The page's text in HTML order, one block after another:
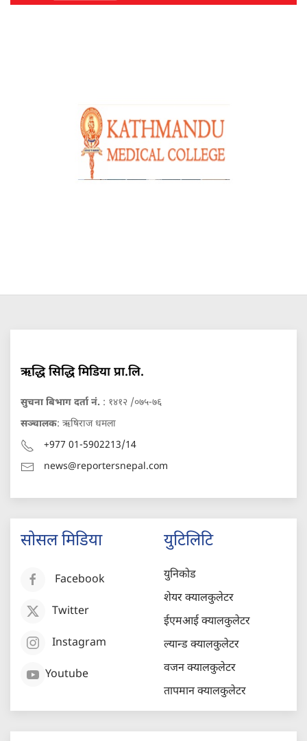
ऋद्धि सिद्धि मिडिया प्रा.लि.
सुचना बिभाग दर्ता नं. : १४१२ /०७५-७६
सञ्चालक: ऋषिराज धमला
+977 01-5902213/14
news@reportersnepal.com
सोसल मिडिया
Facebook
Twitter
Instagram
Youtube
युटिलिटि
युनिकोड
शेयर क्यालकुलेटर
ईएमआई क्यालकुलेटर
ल्यान्ड क्यालकुलेटर
वजन क्यालकुलेटर
तापमान क्यालकुलेटर